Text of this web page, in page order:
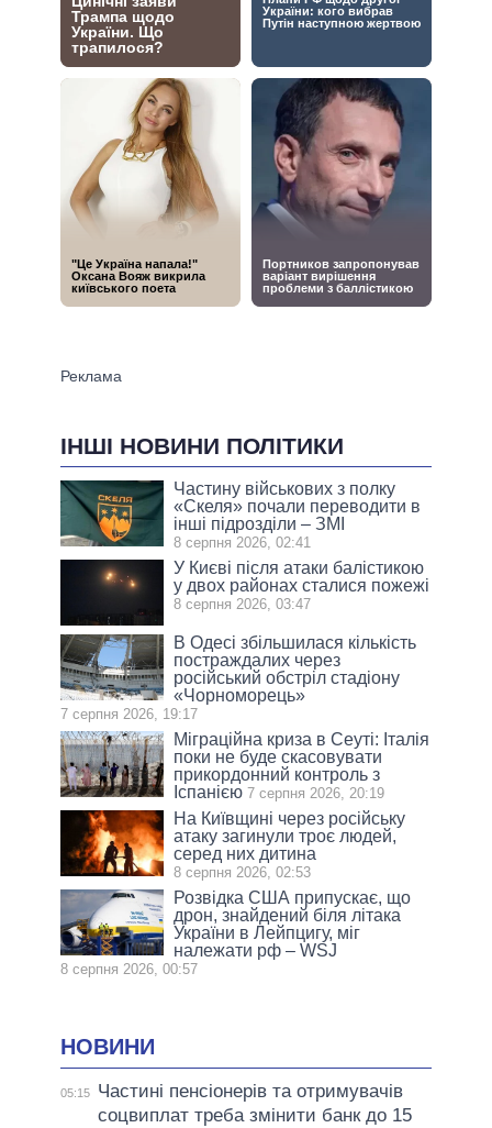
ІНШІ НОВИНИ ПОЛІТИКИ
Частину військових з полку
«Скеля» почали переводити в
інші підрозділи – ЗМІ
8 серпня 2026, 02:41
У Києві після атаки балістикою
у двох районах сталися пожежі
8 серпня 2026, 03:47
В Одесі збільшилася кількість
постраждалих через
російський обстріл стадіону
«Чорноморець»
7 серпня 2026, 19:17
Міграційна криза в Сеуті: Італія
поки не буде скасовувати
прикордонний контроль з
Іспанією 7 серпня 2026, 20:19
На Київщині через російську
атаку загинули троє людей,
серед них дитина
8 серпня 2026, 02:53
Розвідка США припускає, що
дрон, знайдений біля літака
України в Лейпцигу, міг
належати рф – WSJ
8 серпня 2026, 00:57
НОВИНИ
05:15
Частині пенсіонерів та отримувачів
соцвиплат треба змінити банк до 15